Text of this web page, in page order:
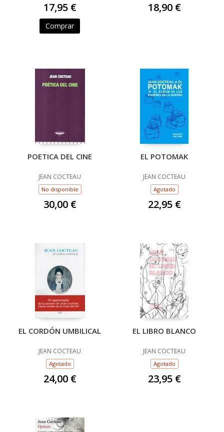
17,95 €
Comprar
18,90 €
POETICA DEL CINE
JEAN COCTEAU
No disponible
30,00 €
EL POTOMAK
JEAN COCTEAU
Agotado
22,95 €
EL CORDÓN UMBILICAL
JEAN COCTEAU
Agotado
24,00 €
EL LIBRO BLANCO
JEAN COCTEAU
Agotado
23,95 €